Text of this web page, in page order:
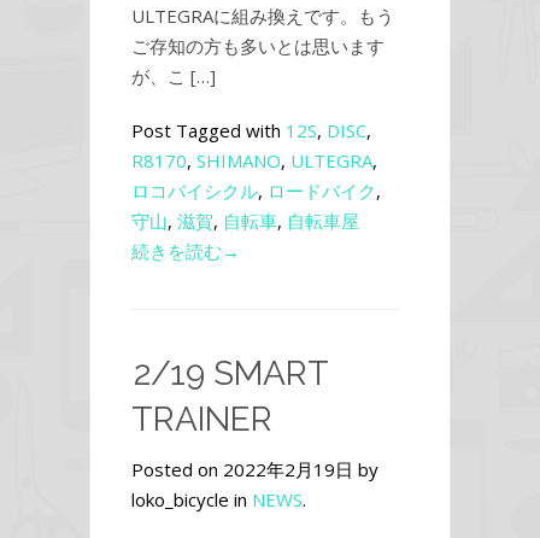
ULTEGRAに組み換えです。もう
ご存知の方も多いとは思います
が、こ […]
Post Tagged with 12S, DISC,
R8170, SHIMANO, ULTEGRA,
ロコバイシクル, ロードバイク,
守山, 滋賀, 自転車, 自転車屋
続きを読む→
2/19 SMART
TRAINER
Posted on 2022年2月19日 by
loko_bicycle in NEWS.